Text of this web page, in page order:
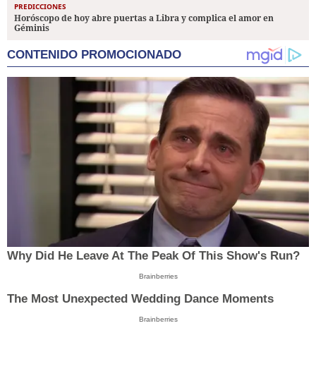
PREDICCIONES
Horóscopo de hoy abre puertas a Libra y complica el amor en
Géminis
CONTENIDO PROMOCIONADO
Why Did He Leave At The Peak Of This Show's Run?
Brainberries
The Most Unexpected Wedding Dance Moments
Brainberries